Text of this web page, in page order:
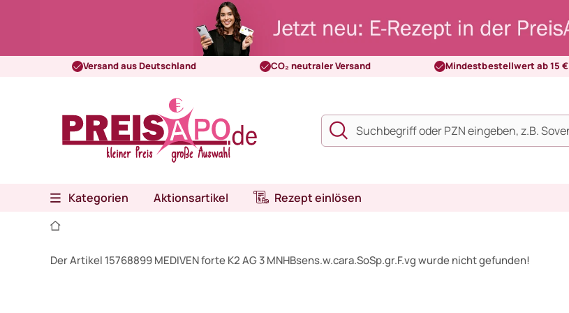
Versand aus Deutschland CO₂ neutraler Versand Mindestbestellwert ab 15 €
Kategorien Aktionsartikel Rezept einlösen
Der Artikel 15768899 MEDIVEN forte K2 AG 3 MNHBsens.w.cara.SoSp.gr.F.vg wurde nicht gefunden!